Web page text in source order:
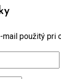
použitý pri